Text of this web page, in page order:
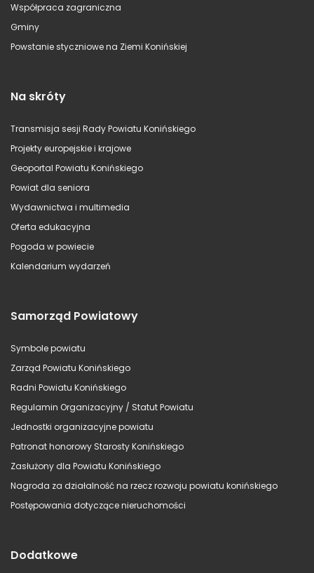
Współpraca zagraniczna
Gminy
Powstanie styczniowe na Ziemi Konińskiej
Na skróty
Transmisja sesji Rady Powiatu Konińskiego
Projekty europejskie i krajowe
Geoportal Powiatu Konińskiego
Powiat dla seniora
Wydawnictwa i multimedia
Oferta edukacyjna
Pogoda w powiecie
Kalendarium wydarzeń
Samorząd Powiatowy
Symbole powiatu
Zarząd Powiatu Konińskiego
Radni Powiatu Konińskiego
Regulamin Organizacyjny / Statut Powiatu
Jednostki organizacyjne powiatu
Patronat honorowy Starosty Konińskiego
Zasłużony dla Powiatu Konińskiego
Nagroda za działalność na rzecz rozwoju powiatu konińskiego
Postępowania dotyczące nieruchomości
Dodatkowe